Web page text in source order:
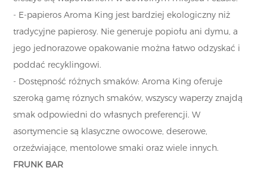
- E-papieros Aroma King jest bardziej ekologiczny niż
tradycyjne papierosy. Nie generuje popiołu ani dymu, a
jego jednorazowe opakowanie można łatwo odzyskać i
poddać recyklingowi.
- Dostępność różnych smaków: Aroma King oferuje
szeroką gamę róznych smaków, wszyscy waperzy znajdą
smak odpowiedni do własnych preferencji. W
asortymencie są klasyczne owocowe, deserowe,
orzeźwiające, mentolowe smaki oraz wiele innych.
FRUNK BAR